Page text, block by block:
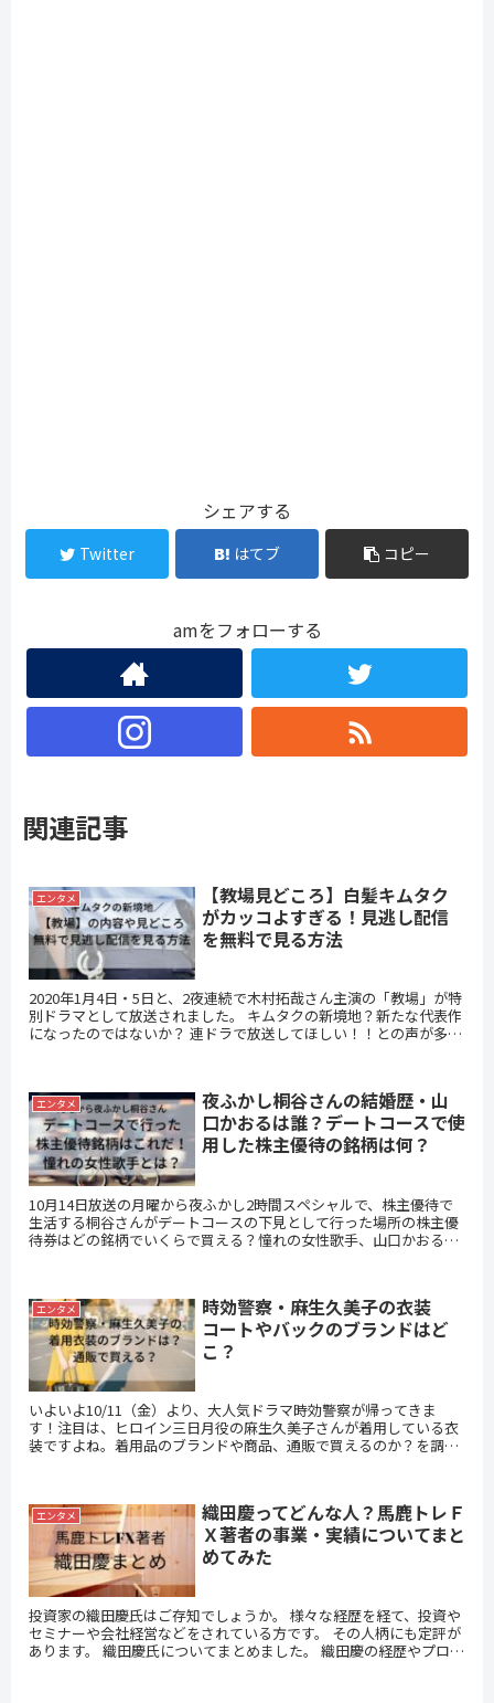
シェアする
Twitter はてブ コピー
amをフォローする
関連記事
エンタメ
【教場見どころ】白髪キムタク
がカッコよすぎる！見逃し配信
を無料で見る方法
2020年1月4日・5日と、2夜連続で木村拓哉さん主演の「教場」が特
別ドラマとして放送されました。 キムタクの新境地？新たな代表作
になったのではないか？ 連ドラで放送してほしい！！との声が多数
エンタメ
夜ふかし桐谷さんの結婚歴・山
口かおるは誰？デートコースで使
用した株主優待の銘柄は何？
10月14日放送の月曜から夜ふかし2時間スペシャルで、株主優待で
生活する桐谷さんがデートコースの下見として行った場所の株主優
待券はどの銘柄でいくらで買える？憧れの女性歌手、山口かおるさ
エンタメ
時効警察・麻生久美子の衣装
コートやバックのブランドはど
こ？
いよいよ10/11（金）より、大人気ドラマ時効警察が帰ってきま
す！注目は、ヒロイン三日月役の麻生久美子さんが着用している衣
装ですよね。着用品のブランドや商品、通販で買えるのか？を調べ
エンタメ
織田慶ってどんな人？馬鹿トレＦ
Ｘ著者の事業・実績についてまと
めてみた
投資家の織田慶氏はご存知でしょうか。 様々な経歴を経て、投資や
セミナーや会社経営などをされている方です。 その人柄にも定評が
あります。 織田慶氏についてまとめました。 織田慶の経歴やプロフ